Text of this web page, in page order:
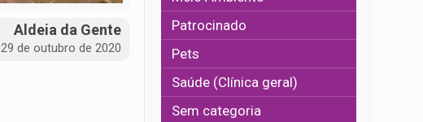
Aldeia da Gente
29 de outubro de 2020
Patrocinado
Pets
Saúde (Clínica geral)
Sem categoria